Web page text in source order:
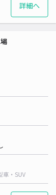
詳細へ
車・SUV